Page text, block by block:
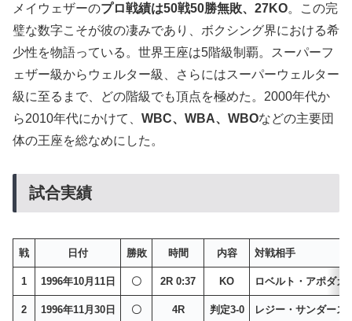
メイウェザーのプロ戦績は50戦50勝無敗、27KO。この完
璧な数字こそが彼の凄みであり、ボクシング界における希
少性を物語っている。世界王座は5階級制覇。スーパーフ
ェザー級からウェルター級、さらにはスーパーウェルター
級に至るまで、どの階級でも頂点を極めた。2000年代か
ら2010年代にかけて、 WBC、WBA、WBOなどの主要団
体の王座を総なめにした。
試合実績
戦 日付 勝敗 時間 内容 対戦相手
1 1996年10月11日 〇 2R 0:37 KO ロベルト・アポダカ
2 1996年11月30日 〇 4R 判定3-0 レジー・サンダース